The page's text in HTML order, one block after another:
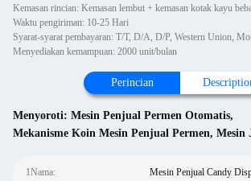
Kemasan rincian: Kemasan lembut + kemasan kotak kayu
Waktu pengiriman: 10-25 Hari
Syarat-syarat pembayaran: T/T, D/A, D/P, Western Union,
Menyediakan kemampuan: 2000 unit/bulan
Perincian
Menyoroti: Mesin Penjual Permen Otomatis,
Mekanisme Koin Mesin Penjual Permen, Mesin
1Nama: Mesin Penjual Candy